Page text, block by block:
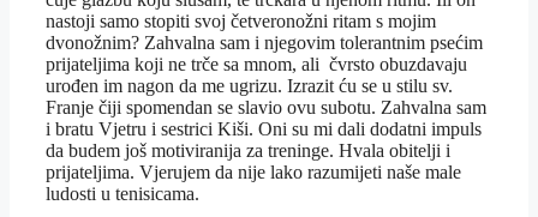
nastoji samo stopiti svoj četveronožni ritam s mojim
dvonožnim? Zahvalna sam i njegovim tolerantnim psećim
prijateljima koji ne trče sa mnom, ali čvrsto obuzdavaju
urođen im nagon da me ugrizu. Izrazit ću se u stilu sv.
Franje čiji spomendan se slavio ovu subotu. Zahvalna sam
i bratu Vjetru i sestrici Kiši. Oni su mi dali dodatni impuls
da budem još motiviranija za treninge. Hvala obitelji i
prijateljima. Vjerujem da nije lako razumijeti naše male
ludosti u tenisicama.